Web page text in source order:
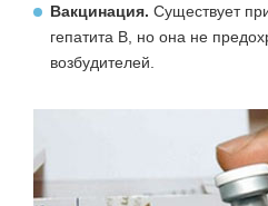
Вакцинация. Существует
гепатита В, но она не
возбудителей.